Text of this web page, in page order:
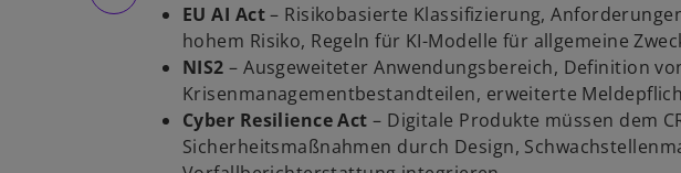
EU AI Act– Risikobasierte Klassifizierung,
hohem Risiko, Regeln für KI-Modelle für allgemeine
NIS2 – Ausgeweiteter Anwendungsbereich, Definition
Krisenmanagementbestandteilen, erweiterte
Cyber Resilience Act – Digitale Produkte müssen dem
Sicherheitsmaßnahmen durch Design,